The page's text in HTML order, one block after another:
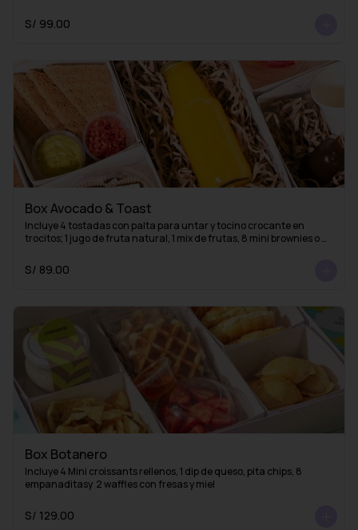
S/ 99.00
Box Avocado & Toast
Incluye 4 tostadas con palta para untar y tocino crocante en
trocitos; 1 jugo de fruta natural, 1 mix de frutas, 8 mini brownies o
caliente y obtener un delicioso café americano)
S/ 89.00
Box Botanero
Incluye 4 Mini croissants rellenos, 1 dip de queso, pita chips, 8
empanaditasy  2 waffles con fresas y miel
S/ 129.00